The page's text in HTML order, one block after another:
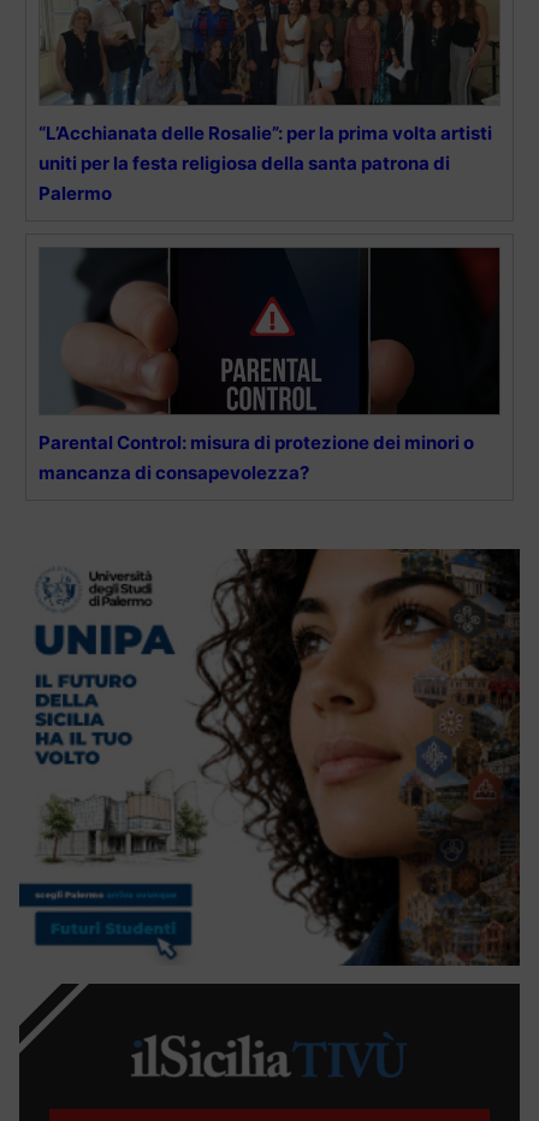
“L’Acchianata delle Rosalie”: per la prima volta artisti
uniti per la festa religiosa della santa patrona di
Palermo
Parental Control: misura di protezione dei minori o
mancanza di consapevolezza?